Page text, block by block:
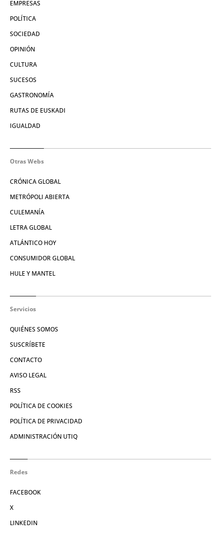
EMPRESAS
POLÍTICA
SOCIEDAD
OPINIÓN
CULTURA
SUCESOS
GASTRONOMÍA
RUTAS DE EUSKADI
IGUALDAD
Otras Webs
CRÓNICA GLOBAL
METRÓPOLI ABIERTA
CULEMANÍA
LETRA GLOBAL
ATLÁNTICO HOY
CONSUMIDOR GLOBAL
HULE Y MANTEL
Servicios
QUIÉNES SOMOS
SUSCRÍBETE
CONTACTO
AVISO LEGAL
RSS
POLÍTICA DE COOKIES
POLÍTICA DE PRIVACIDAD
ADMINISTRACIÓN UTIQ
Redes
FACEBOOK
X
LINKEDIN